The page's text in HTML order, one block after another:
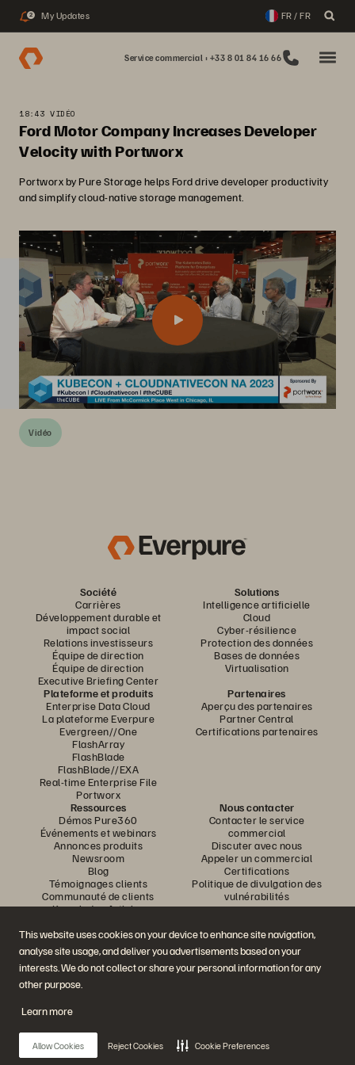
This website uses cookies on your device to enhance site navigation,
analyse site usage, and deliver you advertisements based on your
interests. We do not collect or share your personal information for any
other purpose.
Learn more
Allow Cookies Reject Cookies Cookie Preferences
2 My Updates FR / FR
Service commercial : +33 8 01 84 16 66
18:43 VIDÉO
Ford Motor Company Increases Developer
Velocity with Portworx
Portworx by Pure Storage helps Ford drive developer productivity
and simplify cloud-native storage management.
Vidéo
Société
Carrières
Développement durable et
impact social
Relations investisseurs
Équipe de direction
Équipe de direction
Executive Briefing Center
Solutions
Intelligence artificielle
Cloud
Cyber-résilience
Protection des données
Bases de données
Virtualisation
Plateforme et produits
Enterprise Data Cloud
La plateforme Everpure
Evergreen//One
FlashArray
FlashBlade
FlashBlade//EXA
Real-time Enterprise File
Portworx
Partenaires
Aperçu des partenaires
Partner Central
Certifications partenaires
Ressources
Démos Pure360
Événements et webinars
Annonces produits
Newsroom
Blog
Témoignages clients
Communauté de clients
Knowledge Articles
Nous contacter
Contacter le service
commercial
Discuter avec nous
Appeler un commercial
Certifications
Politique de divulgation des
vulnérabilités
Rejoignez la conversation
Suivez-nous sur tous les réseaux sociaux Everpure
© 2026 Everpure, Inc. Tous droits réservés.
Confidentialité
Conditions d’utilisation du site Web Informations juridiques